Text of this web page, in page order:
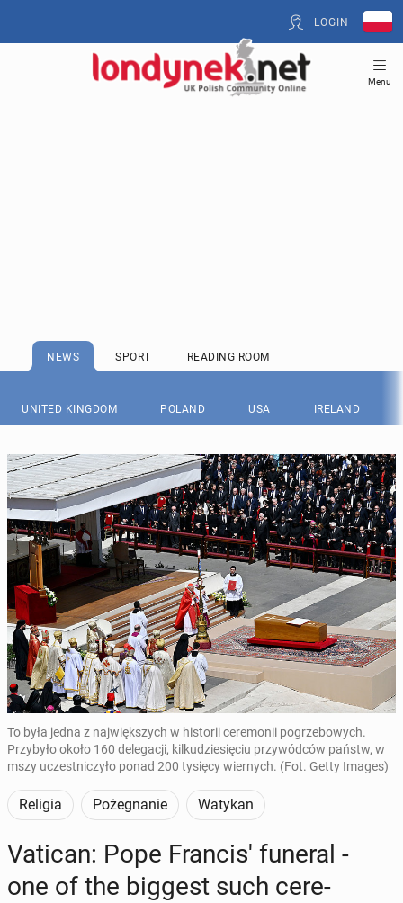
LOGIN
Menu
NEWS SPORT READING ROOM
UNITED KINGDOM POLAND USA IRELAND
To była jedna z największych w historii ceremonii pogrzebowych.
Przybyło około 160 delegacji, kilkudziesięciu przywódców państw, w
mszy uczestniczyło ponad 200 tysięcy wiernych. (Fot. Getty Images)
Religia Pożegnanie Watykan
Vatican: Pope Fran­cis' funeral -
one of the biggest such cer­e­